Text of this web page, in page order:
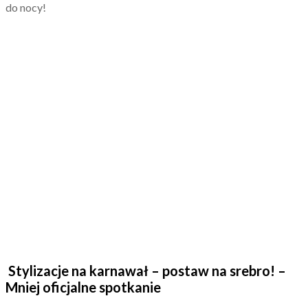
do nocy!
Stylizacje na karnawał – postaw na srebro! –
Mniej oficjalne spotkanie